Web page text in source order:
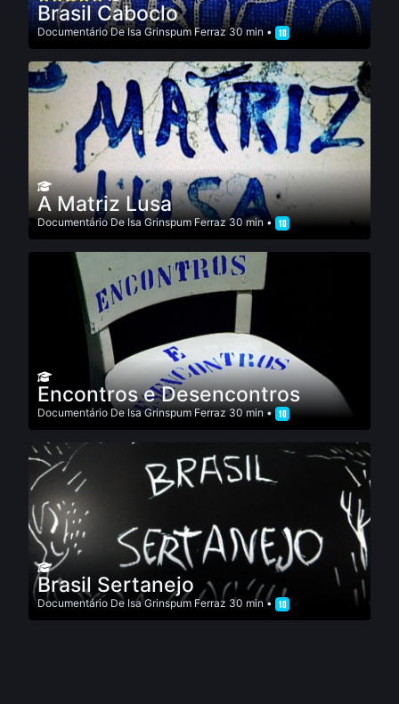
Brasil Caboclo
DocumentárioDeIsa Grinspum Ferraz30 min •
A Matriz Lusa
DocumentárioDeIsa Grinspum Ferraz30 min •
Encontros e Desencontros
Documentário DeIsa Grinspum Ferraz30 min •
Brasil Sertanejo
Documentário De Isa Grinspum Ferraz 30 min •